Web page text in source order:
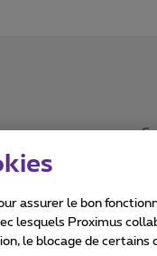
réservés. ©2026Proximus
assurer le bon
lesquels Proximus
le blocage de